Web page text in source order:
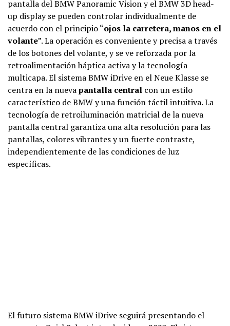
pantalla del BMW Panoramic Vision y el BMW 3D head-
up display se pueden controlar individualmente de
acuerdo con el principio “ojos la carretera, manos en el
volante”. La operación es conveniente y precisa a través
de los botones del volante, y se ve reforzada por la
retroalimentación háptica activa y la tecnología
multicapa. El sistema BMW iDrive en el Neue Klasse se
centra en la nuevapantalla central con un estilo
característico de BMW y una función táctil intuitiva. La
tecnología de retroiluminación matricial de la nueva
pantalla central garantiza una alta resolución para las
pantallas, colores vibrantes y un fuerte contraste,
independientemente de las condiciones de luz
específicas.
El futuro sistema BMW iDrive seguirá presentando el